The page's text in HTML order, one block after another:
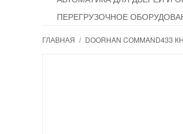
ПЕРЕГРУЗОЧНОЕ
ГЛАВНАЯ / DOORHAN